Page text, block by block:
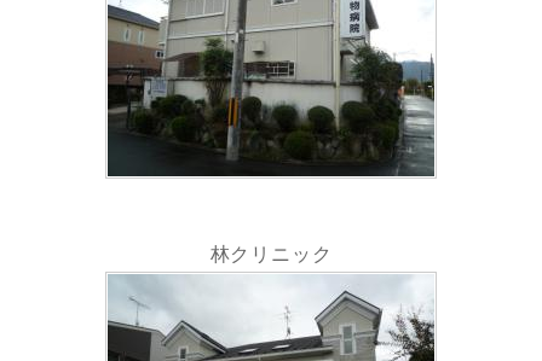
林クリニック